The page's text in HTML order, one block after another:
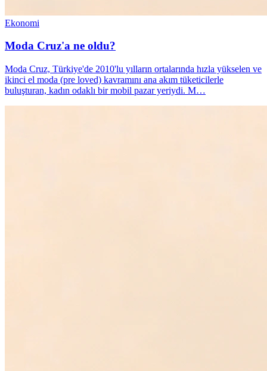
Ekonomi
Moda Cruz'a ne oldu?
Moda Cruz, Türkiye'de 2010'lu yılların ortalarında hızla yükselen ve
ikinci el moda (pre loved) kavramını ana akım tüketicilerle
buluşturan, kadın odaklı bir mobil pazar yeriydi. M…